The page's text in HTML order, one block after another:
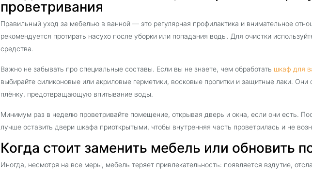
проветривания
Правильный уход за мебелью в ванной — это регулярная профилактика и внимательное
рекомендуется протирать насухо после уборки или попадания воды. Для очистки
средства.
Важно не забывать про специальные составы. Если вы не знаете, чем обработать шкаф для
выбирайте силиконовые или акриловые герметики, восковые пропитки и защитные лаки. Они
плёнку, предотвращающую впитывание воды.
Минимум раз в неделю проветривайте помещение, открывая дверь и окна, если они есть.
лучше оставить двери шкафа приоткрытыми, чтобы внутренняя часть проветрилась и не
Когда стоит заменить мебель или обновить
Иногда, несмотря на все меры, мебель теряет привлекательность: появляется вздутие,